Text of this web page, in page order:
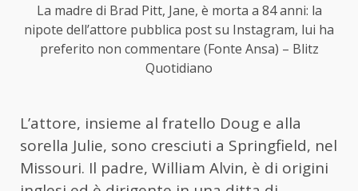
La madre di Brad Pitt, Jane, è morta a 84 anni: la
nipote dell’attore pubblica post su Instagram, lui ha
preferito non commentare (Fonte Ansa) – Blitz
Quotidiano
L’attore, insieme al fratello Doug e alla
sorella Julie, sono cresciuti a Springfield, nel
Missouri. Il padre, William Alvin, è di origini